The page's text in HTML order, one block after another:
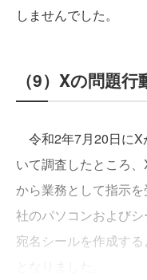
しませんでした。
（9）Xの問題行
令和2年7月20日にX
いて調査したところ
から業務として指示
社のパソコンおよびシ
宛名シールを作成す